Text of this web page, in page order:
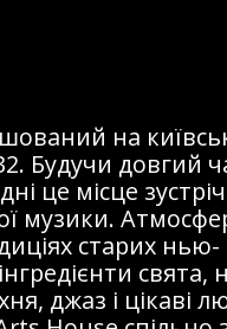
на
Будучи довгий
це місце
музики.
старих нью-
свята,
джаз і цікаві